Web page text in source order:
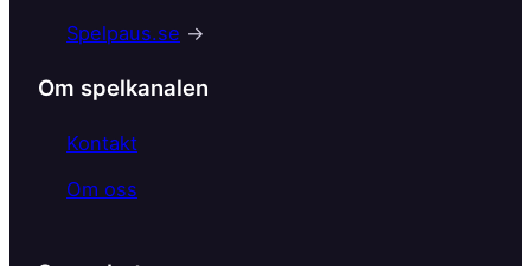
o
k
Spelpaus.se →
Om spelkanalen
Kontakt
Om oss